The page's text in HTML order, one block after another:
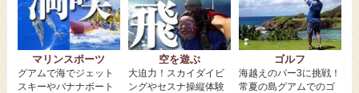
マリンスポーツ
グアムで海でジェット
スキーやバナナボート
空を遊ぶ
大迫力！スカイダイビ
ングやセスナ操縦体験
ゴルフ
海越えのパー3に挑戦！
常夏の島グアムでのゴ